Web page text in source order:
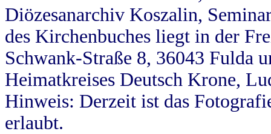
Diözesanarchiv Koszalin,
des Kirchenbuches liegt in der
Schwank-Straße 8, 36043 Fulda
Heimatkreises Deutsch Krone,
Hinweis: Derzeit ist das
erlaubt.